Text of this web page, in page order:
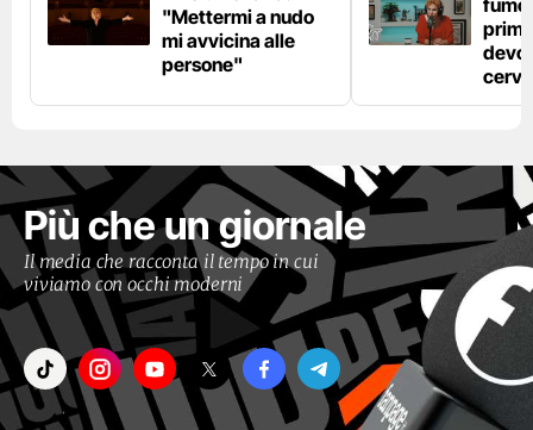
"Mettermi a nudo
mi avvicina alle
persone"
fumo
devo
Più che un giornale
Il media che racconta il tempo in cui
viviamo con occhi moderni